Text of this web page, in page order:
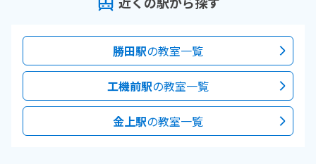
勝田駅の教室一覧
工機前駅の教室一覧
金上駅の教室一覧